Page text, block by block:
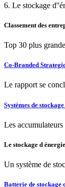
6. Le stockage
Classement des
Top 30 plus
Co-Branded
Le rapport se
Systèmes de
Les
Le stockage d
Un système de
Batterie de stockage